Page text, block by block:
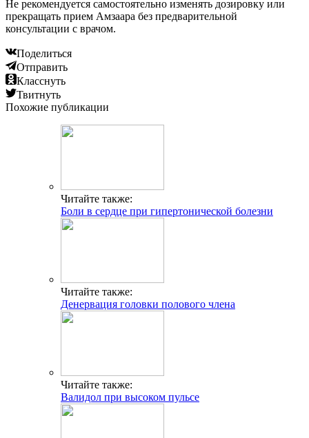
Не рекомендуется самостоятельно изменять дозировку или
прекращать прием Амзаара без предварительной
консультации с врачом.
Поделиться
Отправить
Класснуть
Твитнуть
Похожие публикации
Читайте также:
Боли в сердце при гипертонической болезни
Читайте также:
Денервация головки полового члена
Читайте также:
Валидол при высоком пульсе